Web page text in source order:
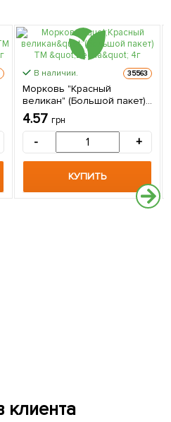
В наличии. 35563
Морковь "Красный
великан" (Большой пакет)
ТМ "Весна" 4г
4.57 грн
- +
КУПИТЬ
клиента